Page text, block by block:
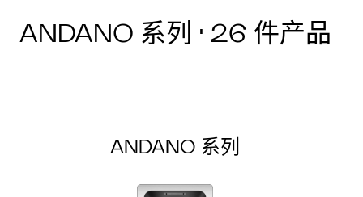
ANDANO 系列 · 26 件产品
ANDANO 系列